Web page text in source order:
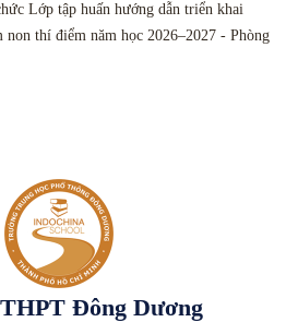
Lớp tập huấn hướng dẫn triển khai
thí điểm năm học 2026–2027 - Phòng
Đông Dương